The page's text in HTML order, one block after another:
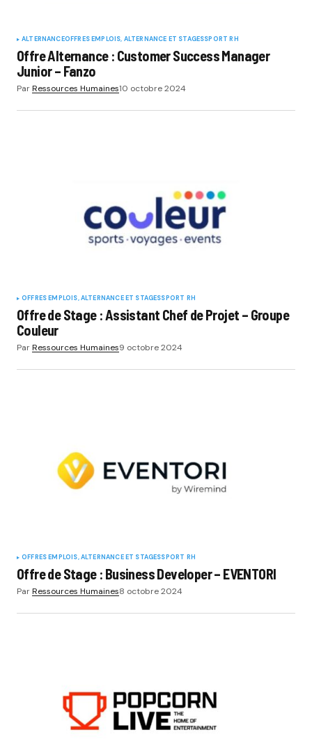
ALTERNANCEOFFRES EMPLOIS, ALTERNANCE ET STAGESSPORT RH
Offre Alternance : Customer Success Manager
Junior – Fanzo
ParRessources Humaines10 octobre 2024
OFFRES EMPLOIS, ALTERNANCE ET STAGESSPORT RH
Offre de Stage : Assistant Chef de Projet – Groupe
Couleur
ParRessources Humaines9 octobre 2024
OFFRES EMPLOIS, ALTERNANCE ET STAGESSPORT RH
Offre de Stage : Business Developer – EVENTORI
ParRessources Humaines8 octobre 2024